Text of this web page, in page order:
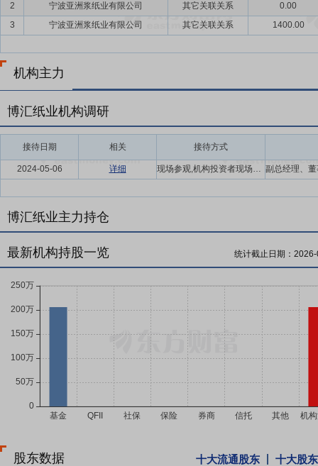
2
宁波亚洲浆纸业有限公司 其它关联关系
0.00
3
宁波亚洲浆纸业有限公司 其它关联关系 1400.00
机构主力
博汇纸业机构调研
接待日期 相关 接待方式
2024-05-06 详细 现场参观,机构投资者现场调研
博汇纸业主力持仓
最新机构持股一览 统计截止日期：
股东数据 十大流通股东 十大股东